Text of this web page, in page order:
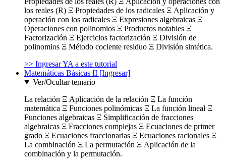
los reales (R) Ξ Propiedades de los radicales Ξ Aplicación y
operación con los radicales Ξ Expresiones algebraicas Ξ
Operaciones con polinomios Ξ Productos notables Ξ
Factorización Ξ Ejercicios factorización Ξ División de
polinomios Ξ Método cociente residuo Ξ División sintética.
>> Ingresar YA a este tutorial
Matemáticas Básicas II [Ingresar]
Ver/Ocultar temario
La relación Ξ Aplicación de la relación Ξ La función
matemática Ξ Funciones polinómicas Ξ La función lineal Ξ
Funciones algebraicas Ξ Simplificación de fracciones
algebraicas Ξ Fracciones complejas Ξ Ecuaciones de primer
grado Ξ Ecuaciones fraccionarias Ξ Ecuaciones racionales Ξ
La combinación Ξ La permutación Ξ Aplicación de la
combinación y la permutación.